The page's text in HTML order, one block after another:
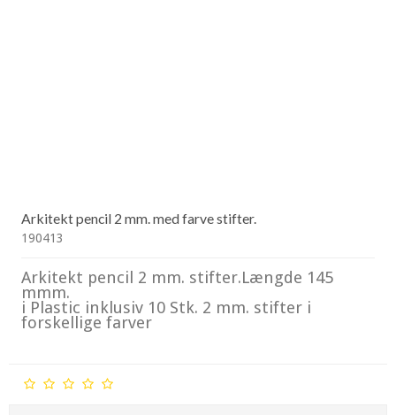
Arkitekt pencil 2 mm. med farve stifter.
190413
Arkitekt pencil 2 mm. stifter.Længde 145
mmm.
i Plastic inklusiv 10 Stk. 2 mm. stifter i
forskellige farver